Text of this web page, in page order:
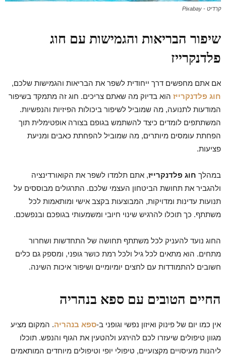
קרדיט - Pixabay
שיפור הבריאות והגמישות עם חוג
פלדנקרייז
אם אתם מחפשים דרך ייחודית לשפר את הבריאות והגמישות שלכם,
חוג פלדנקרייז הוא בדיוק מה שאתם צריכים. חוג זה מתמקד בשיפור
המודעות לתנועה, מה שמוביל לשיפור ביכולות הפיזיות והנפשיות.
המשתתפים לומדים כיצד להשתמש בגופם בצורה אופטימלית תוך
הפחתת עומסים מיותרים, מה שמוביל להפחתת כאבים ומניעת
פציעות.
במהלך חוג פלדנקרייז, אתם תלמדו לשפר את הקואורדינציה
ולהגביר את תחושת הביטחון העצמי שלכם. התרגולים מבוססים על
תנועות עדינות ומדויקות, המבוצעות בקצב אישי ומותאמות לכל
משתתף. כך תוכלו להרגיש שינוי חיובי ומשמעותי בגופכם ובנפשכם.
החוג נועד להעניק לכל משתתף תחושה של התחדשות ושחרור
מתחים. הוא מתאים לכל גיל ולכל רמת כושר גופני, ומספק גם כלים
חשובים להתמודדות עם לחצים יומיומיים ושיפור איכות השינה.
החיים הטובים עם ספא בנהריה
אין כמו יום של פינוק ואיזון נפשי וגופני ב-ספא בנהריה. המקום מציע
מגוון טיפולים שיעזרו לכם להירגע ולהטעין את הגוף והנפש. תוכלו
ליהנות מעיסויים מקצועיים, טיפולי יופי וטיפולים מיוחדים המותאמים